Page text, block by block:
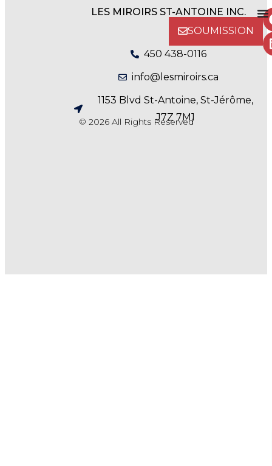
LES MIROIRS ST-ANTOINE INC.
SOUMISSION
450 438-0116
info@lesmiroirs.ca
1153 Blvd St-Antoine, St-Jérôme,
J7Z 7M1
© 2026 All Rights Reserved